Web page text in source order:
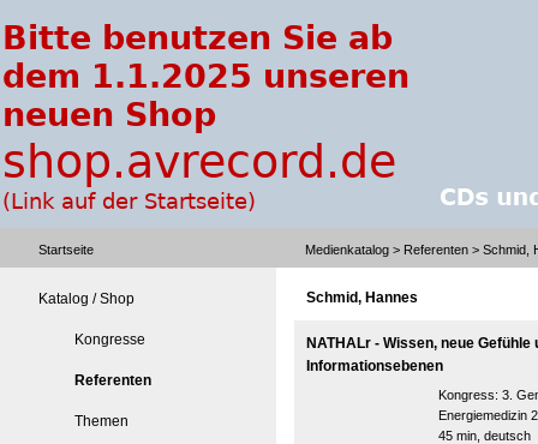
Startseite Medienkatalog > Referenten > Schmid,
Katalog / Shop
Kongresse
Referenten
Themen
Schmid, Hannes
NATHALr - Wissen, neue
Informationsebenen
Kongress: 3.
Energiemedizin
45 min, deutsch